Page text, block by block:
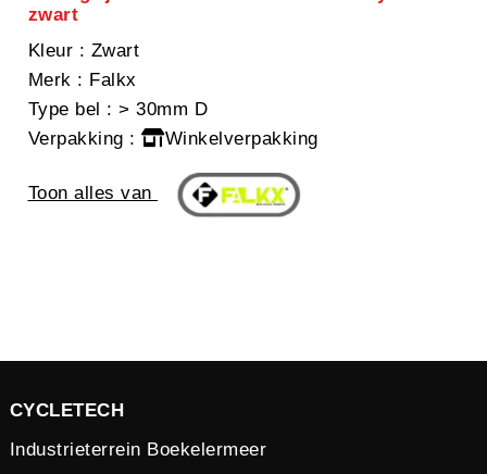
zwart
Kleur : Zwart
Merk : Falkx
Type bel : > 30mm D
Verpakking : Winkelverpakking
Toon alles van
CYCLETECH
Industrieterrein Boekelermeer